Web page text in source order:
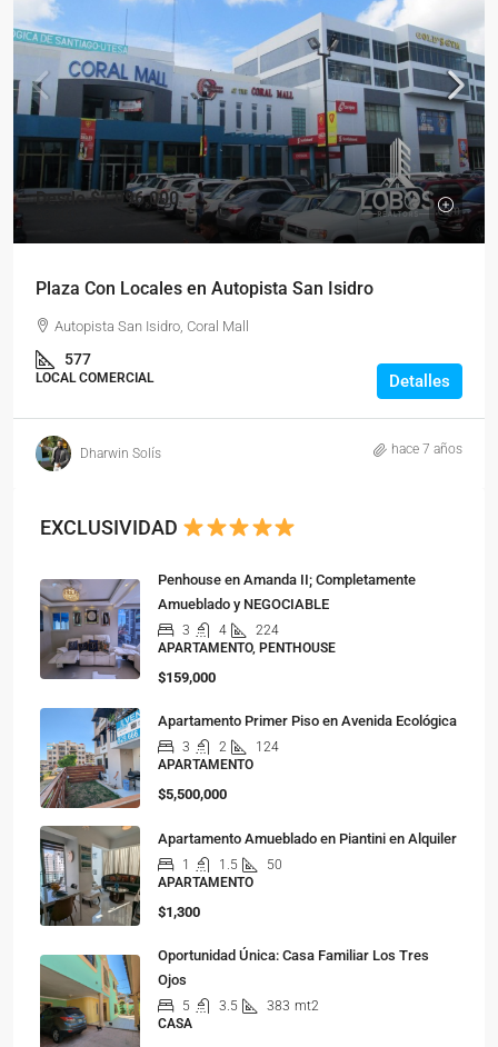
Desde$1,096,000
Plaza Con Locales en Autopista San Isidro
Autopista San Isidro, Coral Mall
577
LOCAL COMERCIAL Detalles
Dharwin Solís hace 7 años
EXCLUSIVIDAD
Penhouse en Amanda II; Completamente
Amueblado y NEGOCIABLE
3 4
224
APARTAMENTO, PENTHOUSE
$159,000
Apartamento Primer Piso en Avenida Ecológica
3 2
124
APARTAMENTO
$5,500,000
Apartamento Amueblado en Piantini en Alquiler
1 1.5
50
APARTAMENTO
$1,300
Oportunidad Única: Casa Familiar Los Tres
Ojos
5 3.5 383 mt2
CASA